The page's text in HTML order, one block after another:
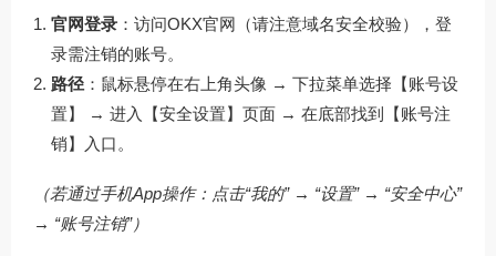
官网登录 ：访问OKX官网 （请注意域名安全校验），登
录需注销的账号。
路径 ：鼠标悬停在右上角头像 → 下拉菜单选择【账号设
置】 → 进入【安全设置】页面 → 在底部找到【账号注
销】入口。
（若通过手机App操作：点击“我的” → “设置” → “安全中心”
→ “账号注销”）